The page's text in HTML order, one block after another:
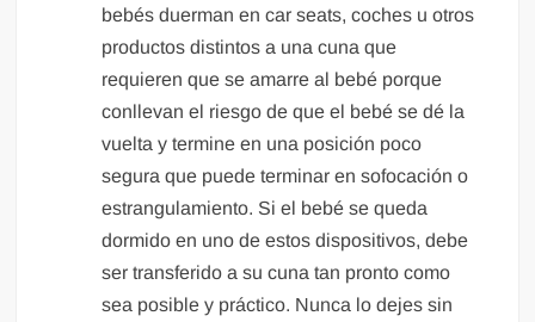
bebés duerman en car seats, coches u otros
productos distintos a una cuna que
requieren que se amarre al bebé porque
conllevan el riesgo de que el bebé se dé la
vuelta y termine en una posición poco
segura que puede terminar en sofocación o
estrangulamiento. Si el bebé se queda
dormido en uno de estos dispositivos, debe
ser transferido a su cuna tan pronto como
sea posible y práctico. Nunca lo dejes sin